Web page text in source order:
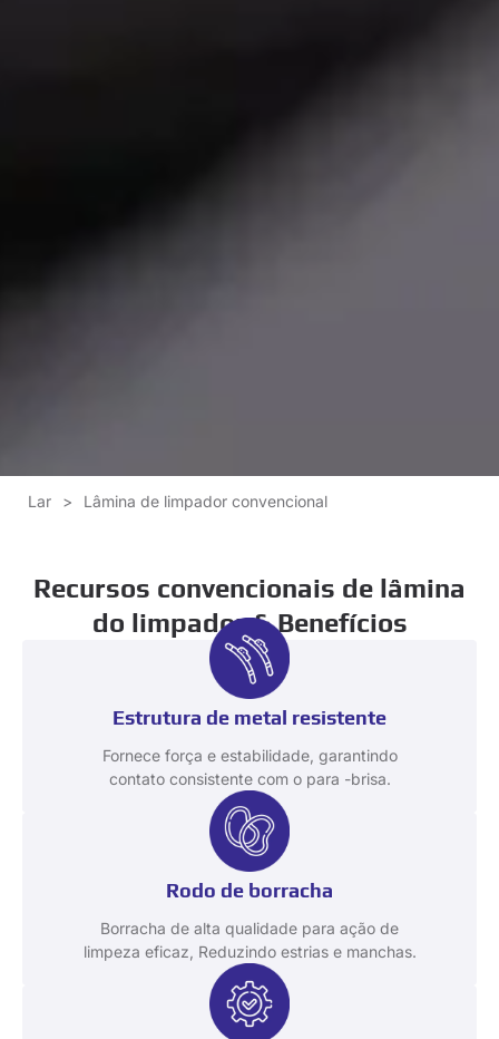
Lar > Lâmina de limpador convencional
Recursos convencionais de lâmina
do limpador & Benefícios
Estrutura de metal resistente
Fornece força e estabilidade, garantindo
contato consistente com o para -brisa.
Rodo de borracha
Borracha de alta qualidade para ação de
limpeza eficaz, Reduzindo estrias e manchas.